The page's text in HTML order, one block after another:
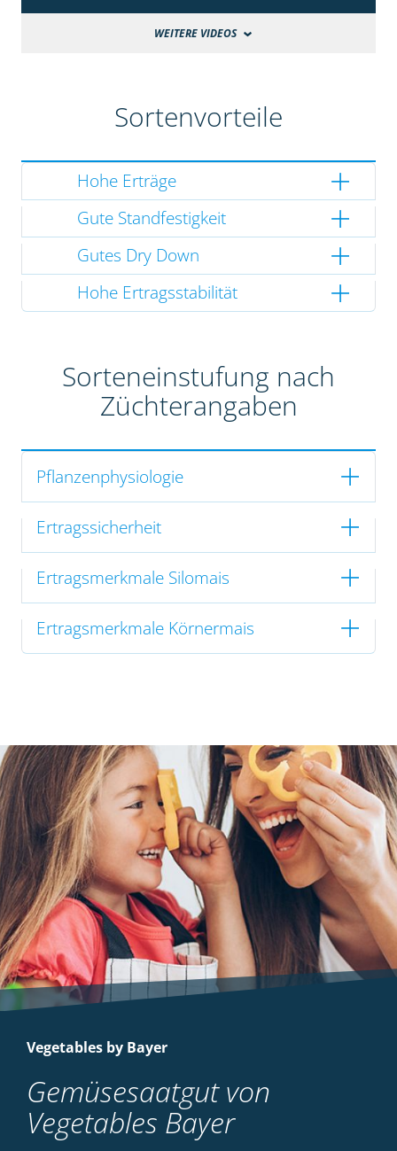
WEITERE VIDEOS
Sortenvorteile
Hohe Erträge
Gute Standfestigkeit
Gutes Dry Down
Hohe Ertragsstabilität
Sorteneinstufung nach
Züchterangaben
Pflanzenphysiologie
Ertragssicherheit
Ertragsmerkmale Silomais
Ertragsmerkmale Körnermais
Vegetables by Bayer
Gemüsesaatgut von
Vegetables Bayer